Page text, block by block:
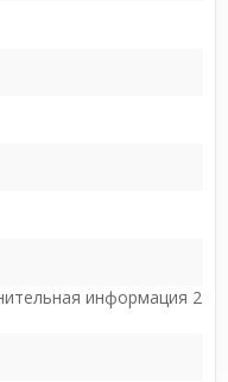
информация 2